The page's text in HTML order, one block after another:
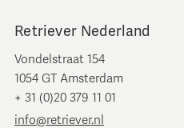
Retriever Nederland
Vondelstraat 154
1054 GT Amsterdam
+ 31 (0)20 379 11 01
info@retriever.nl